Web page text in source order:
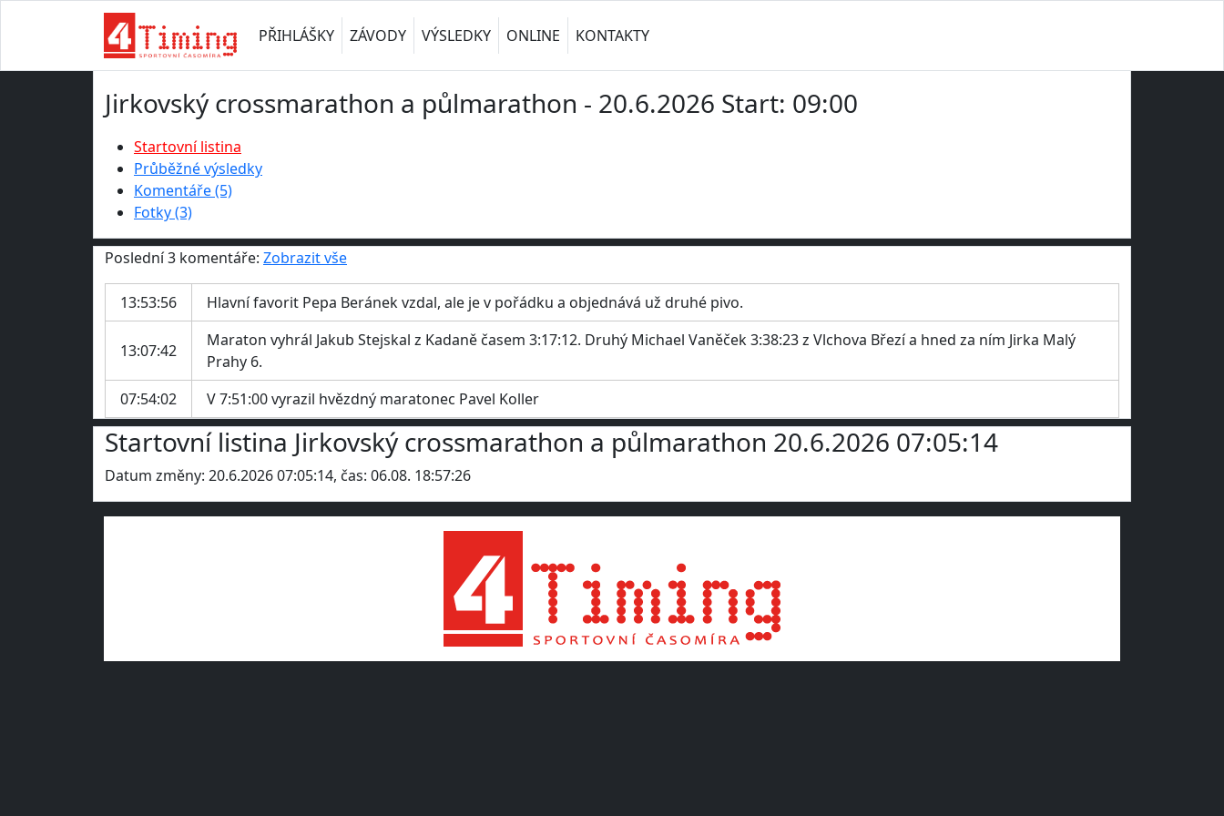
PŘIHLÁŠKY ZÁVODY VÝSLEDKY ONLINE KONTAKTY
Jirkovský crossmarathon a půlmarathon - 20.6.2026 Start: 09:00
Startovní listina
Průběžné výsledky
Komentáře (5)
Fotky (3)
Poslední 3 komentáře: Zobrazit vše
13:53:56 Hlavní favorit Pepa Beránek vzdal, ale je v pořádku a objednává už druhé pivo.
13:07:42
Maraton vyhrál Jakub Stejskal z Kadaně časem 3:17:12. Druhý Michael Vaněček 3:38:23 z Vlchova Březí a hned za ním Jirka Malý
Prahy 6.
07:54:02
V 7:51:00 vyrazil hvězdný maratonec Pavel Koller
Startovní listina Jirkovský crossmarathon a půlmarathon 20.6.2026 07:05:14
Datum změny: 20.6.2026 07:05:14, čas: 06.08. 18:57:26